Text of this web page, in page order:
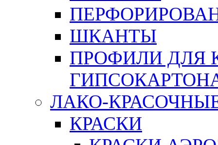
ШКАНТЫ
ПРОФИЛИ ДЛЯ
ЛАКО-
КРАСКИ